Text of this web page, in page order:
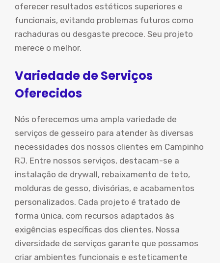
oferecer resultados estéticos superiores e
funcionais, evitando problemas futuros como
rachaduras ou desgaste precoce. Seu projeto
merece o melhor.
Variedade de Serviços
Oferecidos
Nós oferecemos uma ampla variedade de
serviços de gesseiro para atender às diversas
necessidades dos nossos clientes em Campinho
RJ. Entre nossos serviços, destacam-se a
instalação de drywall, rebaixamento de teto,
molduras de gesso, divisórias, e acabamentos
personalizados. Cada projeto é tratado de
forma única, com recursos adaptados às
exigências específicas dos clientes. Nossa
diversidade de serviços garante que possamos
criar ambientes funcionais e esteticamente